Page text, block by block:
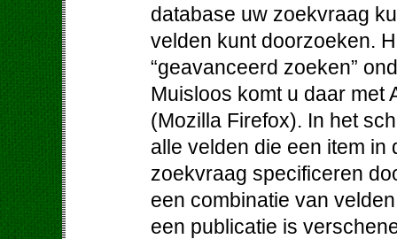
database uw zoekvraag
velden kunt doorzoeken.
“geavanceerd zoeken”
Muisloos komt u daar met
(Mozilla Firefox). In het
alle velden die een item
zoekvraag specificeren
een combinatie van
een publicatie is